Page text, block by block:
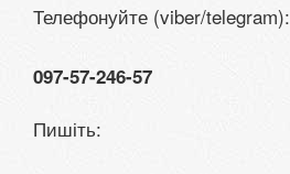
Телефонуйте (viber/telegram):
097-57-246-57
Пишіть: